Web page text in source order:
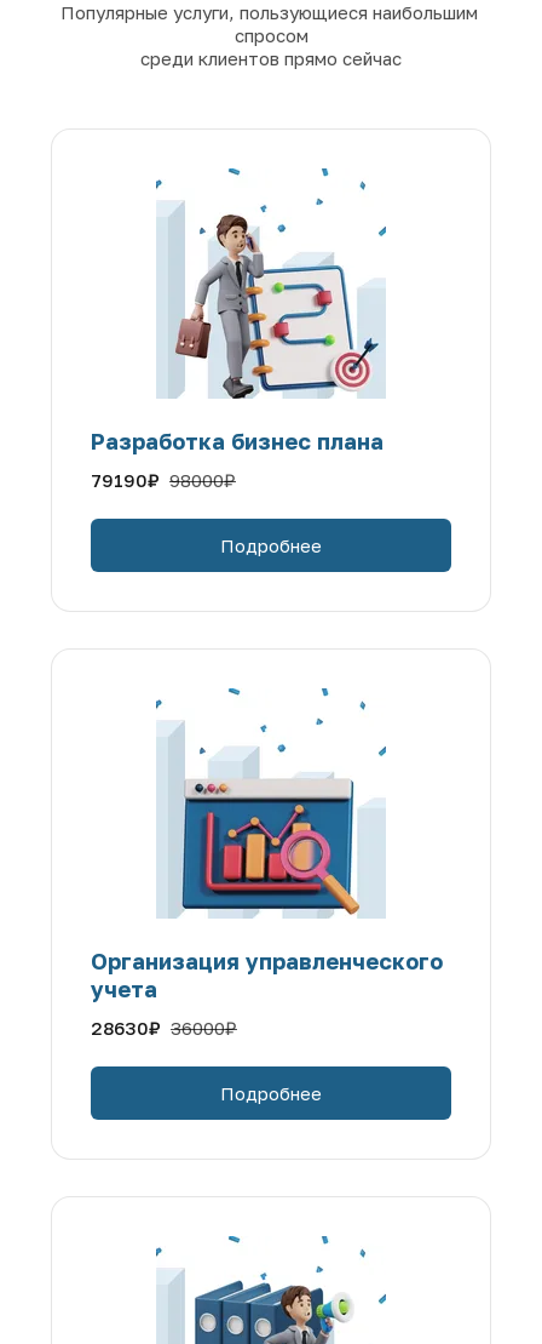
Популярные услуги, пользующиеся наибольшим
спросом
среди клиентов прямо сейчас
Разработка бизнес плана
79190₽ 98000₽
Подробнее
Организация управленческого
учета
28630₽ 36000₽
Подробнее